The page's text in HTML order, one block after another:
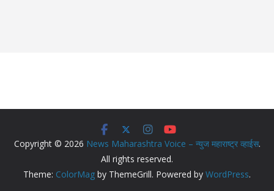
Copyright © 2026 News Maharashtra Voice – न्युज महाराष्ट्र व्हाईस.
All rights reserved.
Theme: ColorMag by ThemeGrill. Powered by WordPress.